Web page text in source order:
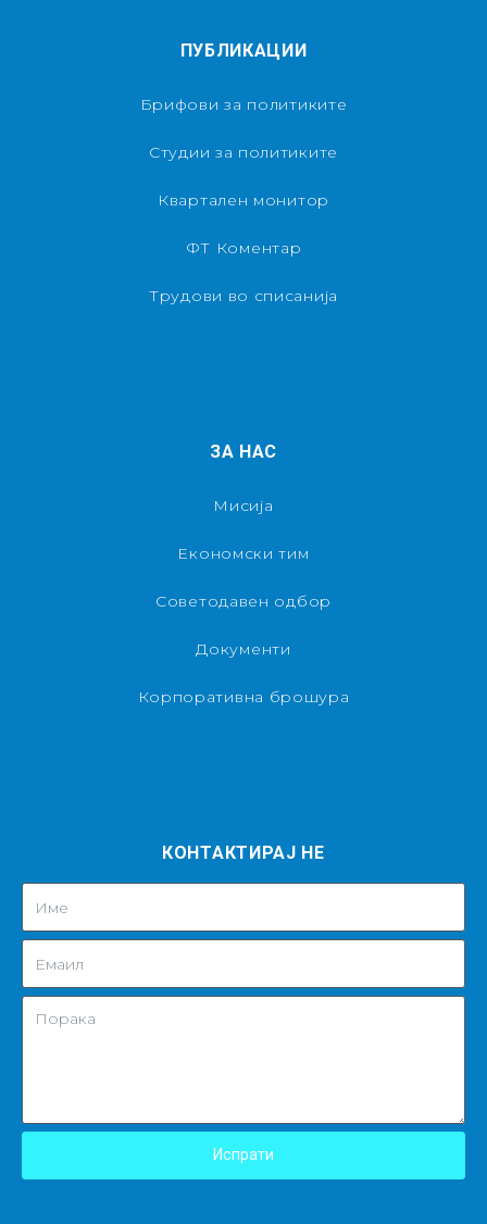
ПУБЛИКАЦИИ
Брифови за политиките
Студии за политиките
Квартален монитор
ФТ Коментар
Трудови во списанија
ЗА НАС
Мисија
Економски тим
Советодавен одбор
Документи
Корпоративна брошура
КОНТАКТИРАЈ НЕ
Испрати